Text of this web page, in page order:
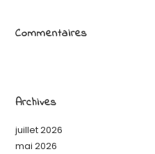
Commentaires
Archives
juillet 2026
mai 2026